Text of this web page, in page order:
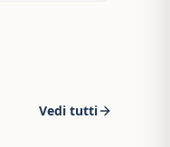
Vedi tutti